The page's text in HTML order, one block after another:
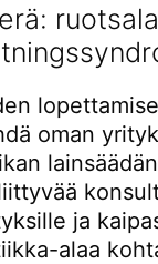
oman
ja
alaa